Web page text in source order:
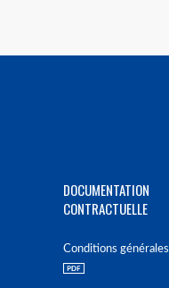
DOCUMENTATION
CONTRACTUELLE
Conditions générales